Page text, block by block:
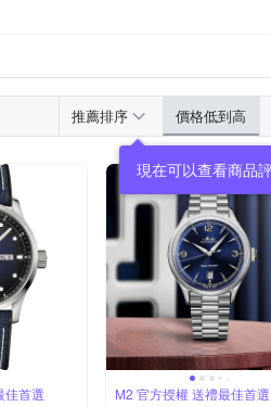
推薦排序 價格低到高
佳首選 M2 官方授權 送禮最佳首選